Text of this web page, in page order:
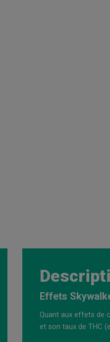
Effets
Quant aux effets de
et son taux de THC